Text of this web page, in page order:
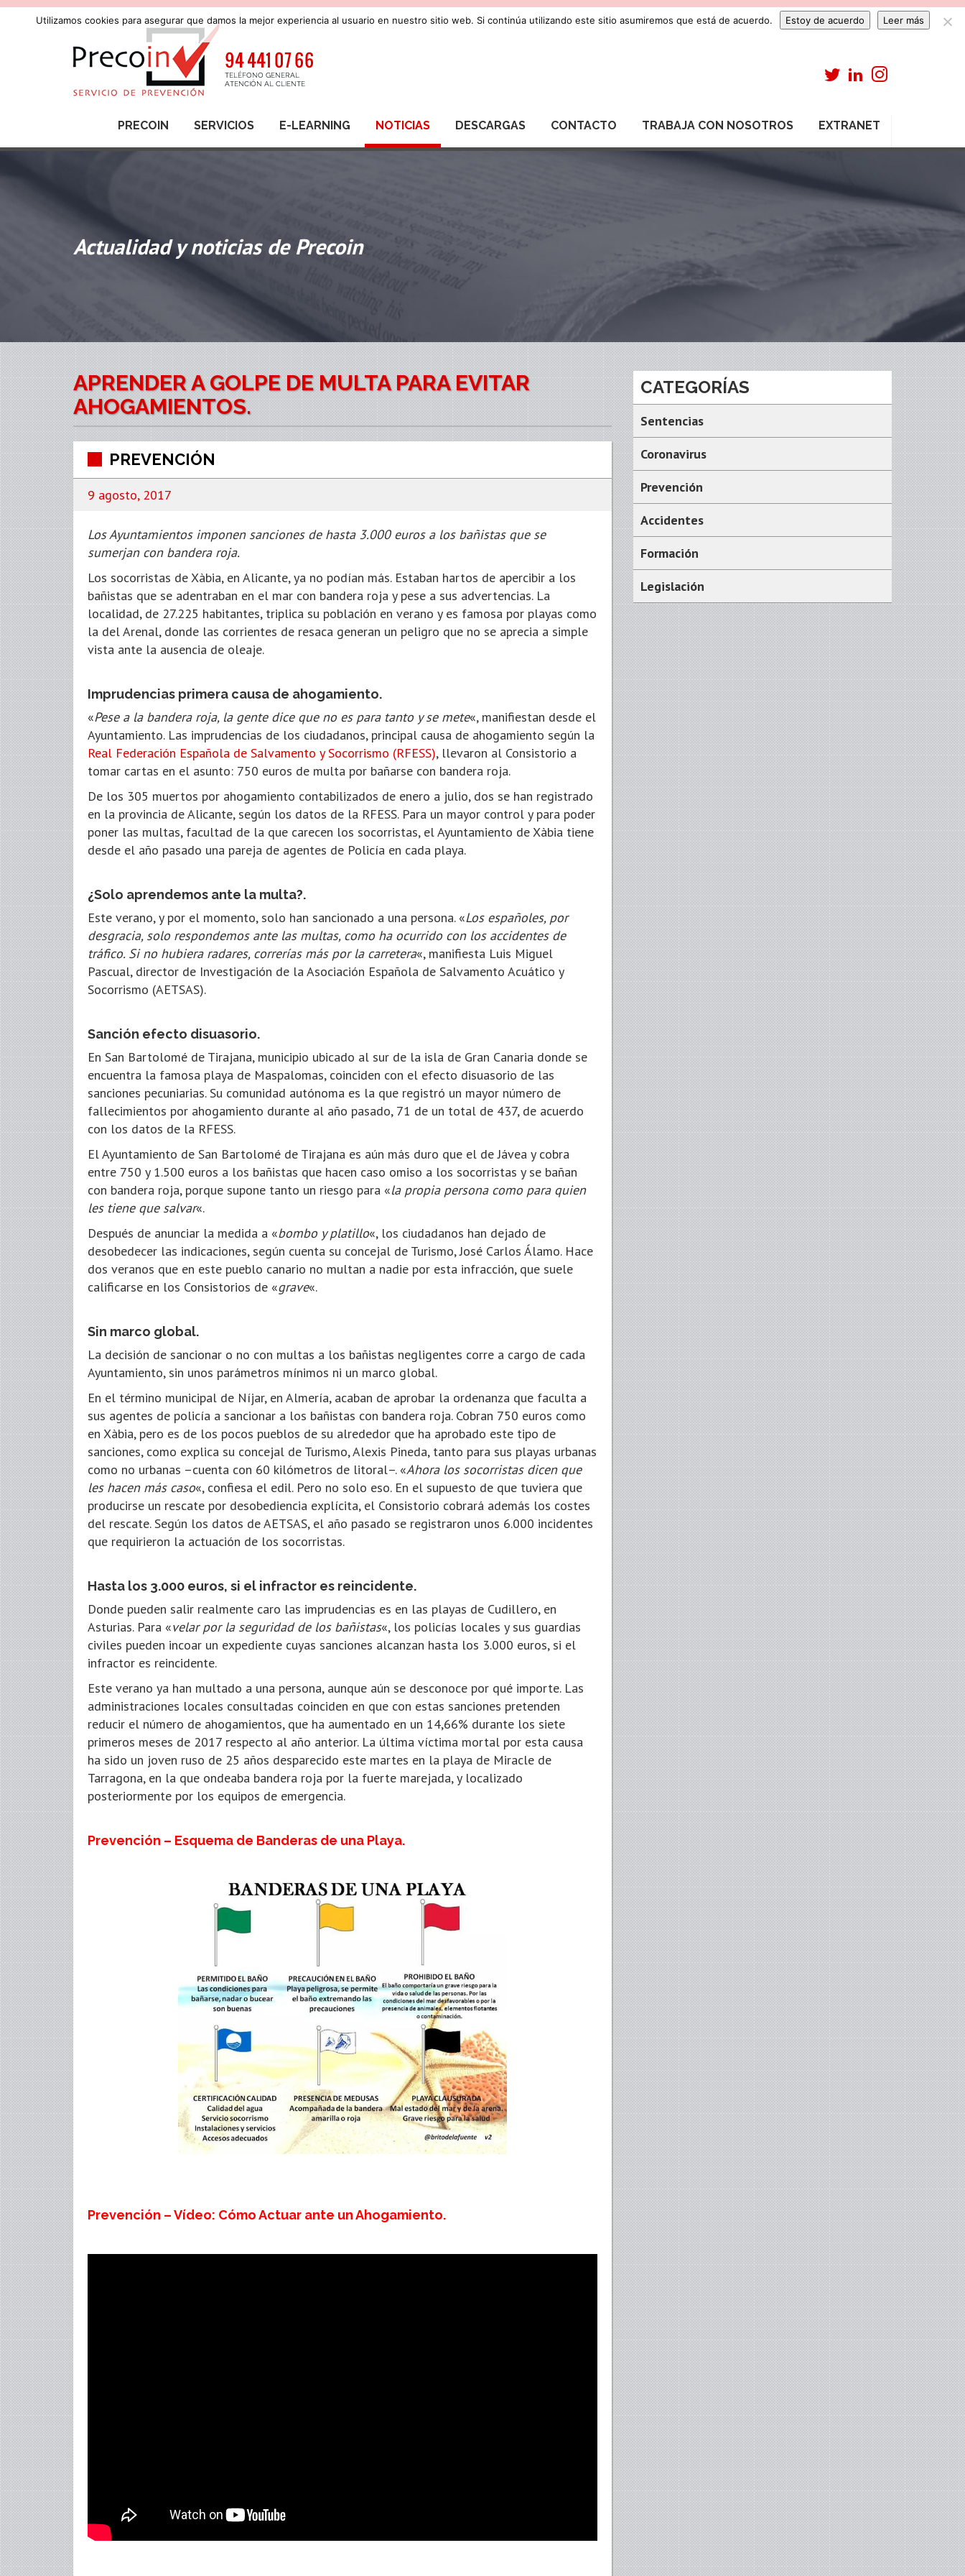
PRECOIN SERVICIOS E-LEARNING NOTICIAS DESCARGAS CONTACTO TRABAJA CON NOSOTROS EXTRANET
Actualidad y noticias de Precoin
APRENDER A GOLPE DE MULTA PARA EVITAR
AHOGAMIENTOS.
PREVENCIÓN
9 agosto, 2017
Los Ayuntamientos imponen sanciones de hasta 3.000 euros a los bañistas que se
sumerjan con bandera roja.
Los socorristas de Xàbia, en Alicante, ya no podían más. Estaban hartos de apercibir a los
bañistas que se adentraban en el mar con bandera roja y pese a sus advertencias. La
localidad, de 27.225 habitantes, triplica su población en verano y es famosa por playas como
la del Arenal, donde las corrientes de resaca generan un peligro que no se aprecia a simple
vista ante la ausencia de oleaje.
Imprudencias primera causa de ahogamiento.
«Pese a la bandera roja, la gente dice que no es para tanto y se mete«, manifiestan desde el
Ayuntamiento. Las imprudencias de los ciudadanos, principal causa de ahogamiento según la
Real Federación Española de Salvamento y Socorrismo (RFESS), llevaron al Consistorio a
tomar cartas en el asunto: 750 euros de multa por bañarse con bandera roja.
De los 305 muertos por ahogamiento contabilizados de enero a julio, dos se han registrado
en la provincia de Alicante, según los datos de la RFESS. Para un mayor control y para poder
poner las multas, facultad de la que carecen los socorristas, el Ayuntamiento de Xàbia tiene
desde el año pasado una pareja de agentes de Policía en cada playa.
¿Solo aprendemos ante la multa?.
Este verano, y por el momento, solo han sancionado a una persona. «Los españoles, por
desgracia, solo respondemos ante las multas, como ha ocurrido con los accidentes de
tráfico. Si no hubiera radares, correrías más por la carretera«, manifiesta Luis Miguel
Pascual, director de Investigación de la Asociación Española de Salvamento Acuático y
Socorrismo (AETSAS).
Sanción efecto disuasorio.
En San Bartolomé de Tirajana, municipio ubicado al sur de la isla de Gran Canaria donde se
encuentra la famosa playa de Maspalomas, coinciden con el efecto disuasorio de las
sanciones pecuniarias. Su comunidad autónoma es la que registró un mayor número de
fallecimientos por ahogamiento durante al año pasado, 71 de un total de 437, de acuerdo
con los datos de la RFESS.
El Ayuntamiento de San Bartolomé de Tirajana es aún más duro que el de Jávea y cobra
entre 750 y 1.500 euros a los bañistas que hacen caso omiso a los socorristas y se bañan
con bandera roja, porque supone tanto un riesgo para «la propia persona como para quien
les tiene que salvar«.
Después de anunciar la medida a «bombo y platillo«, los ciudadanos han dejado de
desobedecer las indicaciones, según cuenta su concejal de Turismo, José Carlos Álamo. Hace
dos veranos que en este pueblo canario no multan a nadie por esta infracción, que suele
calificarse en los Consistorios de «grave«.
Sin marco global.
La decisión de sancionar o no con multas a los bañistas negligentes corre a cargo de cada
Ayuntamiento, sin unos parámetros mínimos ni un marco global.
En el término municipal de Níjar, en Almería, acaban de aprobar la ordenanza que faculta a
sus agentes de policía a sancionar a los bañistas con bandera roja. Cobran 750 euros como
en Xàbia, pero es de los pocos pueblos de su alrededor que ha aprobado este tipo de
sanciones, como explica su concejal de Turismo, Alexis Pineda, tanto para sus playas urbanas
como no urbanas –cuenta con 60 kilómetros de litoral–. «Ahora los socorristas dicen que
les hacen más caso«, confiesa el edil. Pero no solo eso. En el supuesto de que tuviera que
producirse un rescate por desobediencia explícita, el Consistorio cobrará además los costes
del rescate. Según los datos de AETSAS, el año pasado se registraron unos 6.000 incidentes
que requirieron la actuación de los socorristas.
Hasta los 3.000 euros, si el infractor es reincidente.
Donde pueden salir realmente caro las imprudencias es en las playas de Cudillero, en
Asturias. Para «velar por la seguridad de los bañistas«, los policías locales y sus guardias
civiles pueden incoar un expediente cuyas sanciones alcanzan hasta los 3.000 euros, si el
infractor es reincidente.
Este verano ya han multado a una persona, aunque aún se desconoce por qué importe. Las
administraciones locales consultadas coinciden en que con estas sanciones pretenden
reducir el número de ahogamientos, que ha aumentado en un 14,66% durante los siete
primeros meses de 2017 respecto al año anterior. La última víctima mortal por esta causa
ha sido un joven ruso de 25 años desparecido este martes en la playa de Miracle de
Tarragona, en la que ondeaba bandera roja por la fuerte marejada, y localizado
posteriormente por los equipos de emergencia.
Prevención – Esquema de Banderas de una Playa.
Prevención – Vídeo: Cómo Actuar ante un Ahogamiento.
CATEGORÍAS
Sentencias
Coronavirus
Prevención
Accidentes
Formación
Legislación
Utilizamos cookies para asegurar que damos la mejor experiencia al usuario en nuestro sitio web. Si continúa utilizando este sitio asumiremos que está de acuerdo. Estoy de acuerdo Leer más